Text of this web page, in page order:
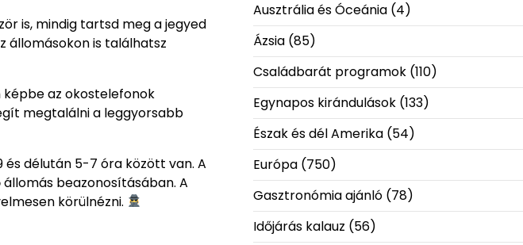
is, mindig tartsd meg a jegyed
állomásokon is találhatsz
az okostelefonok
megtalálni a leggyorsabb
délután 5-7 óra között van. A
beazonosításában. A
körülnézni.
Ausztrália és Óceánia(4)
Ázsia(85)
Családbarát programok(110)
Egynapos kirándulások(133)
Észak és dél Amerika(54)
Európa(750)
Gasztronómia ajánló(78)
Időjárás kalauz (56)